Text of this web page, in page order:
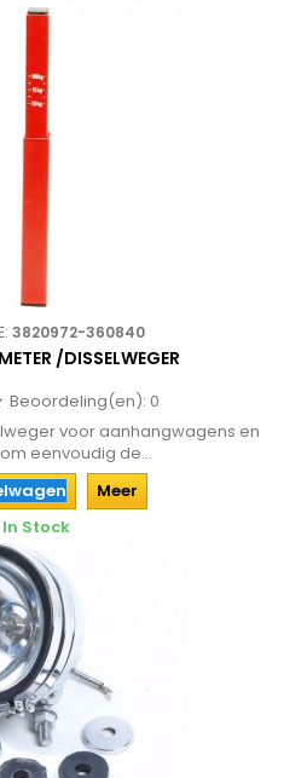
3820972-360840
/DISSELWEGER
Beoordeling(en): 0
voor aanhangwagens en
eenvoudig de...
Meer
In Stock